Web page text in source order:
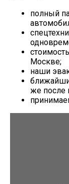
полный
Москве;
наши
же после